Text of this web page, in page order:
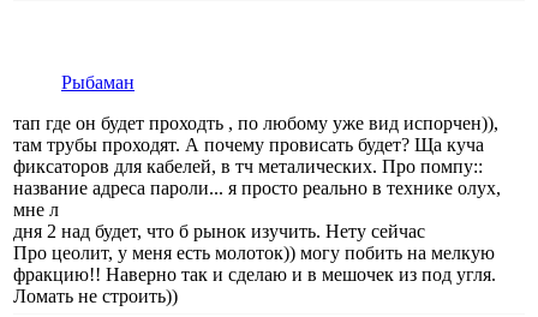
Рыбаман
тап где он будет проходть , по любому уже вид испорчен)),
там трубы проходят. А почему провисать будет? Ща куча
фиксаторов для кабелей, в тч металических. Про помпу::
название адреса пароли... я просто реально в технике олух,
мне л
дня 2 над будет, что б рынок изучить. Нету сейчас
Про цеолит, у меня есть молоток)) могу побить на мелкую
фракцию!! Наверно так и сделаю и в мешочек из под угля.
Ломать не строить))